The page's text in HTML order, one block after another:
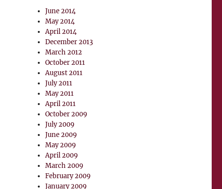
June 2014
May 2014
April 2014
December 2013
March 2012
October 2011
August 2011
July 2011
May 2011
April 2011
October 2009
July 2009
June 2009
May 2009
April 2009
March 2009
February 2009
January 2009